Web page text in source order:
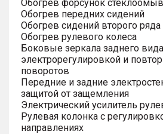
Обогрев форсунок
Обогрев передних сидений
Обогрев сидений второго ряда
Обогрев рулевого колеса
Боковые зеркала заднего
электрорегулировкой и
поворотов
Передние и задние
защитой от защемления
Электрический усилитель
Рулевая колонка с
направлениях